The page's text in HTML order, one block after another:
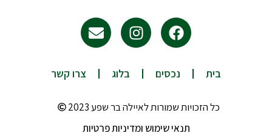
F
a
e
o
I
n
g
r
E
n
o
p
בית נכסים בלוג צרו קשר
כל הזכויות שמורות לאיילה בר שפע 2023
תנאי שימוש ומדיניות פרטיות